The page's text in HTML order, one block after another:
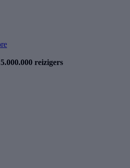
5.000.000 reizigers